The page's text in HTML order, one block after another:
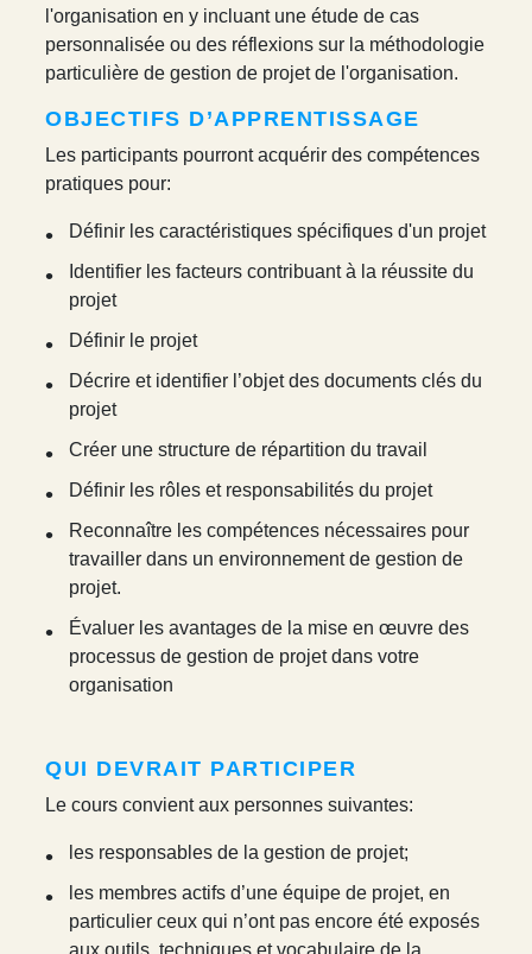
l'organisation en y incluant une étude de cas
personnalisée ou des réflexions sur la méthodologie
particulière de gestion de projet de l'organisation.
OBJECTIFS D’APPRENTISSAGE
Les participants pourront acquérir des compétences
pratiques pour:
Définir les caractéristiques spécifiques d'un projet
Identifier les facteurs contribuant à la réussite du
projet
Définir le projet
Décrire et identifier l’objet des documents clés du
projet
Créer une structure de répartition du travail
Définir les rôles et responsabilités du projet
Reconnaître les compétences nécessaires pour
travailler dans un environnement de gestion de
projet.
Évaluer les avantages de la mise en œuvre des
processus de gestion de projet dans votre
organisation
QUI DEVRAIT PARTICIPER
Le cours convient aux personnes suivantes:
les responsables de la gestion de projet;
les membres actifs d’une équipe de projet, en
particulier ceux qui n’ont pas encore été exposés